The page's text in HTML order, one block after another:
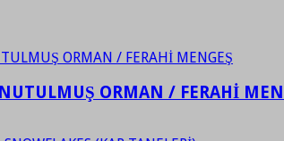
ORMAN / FERAHİ